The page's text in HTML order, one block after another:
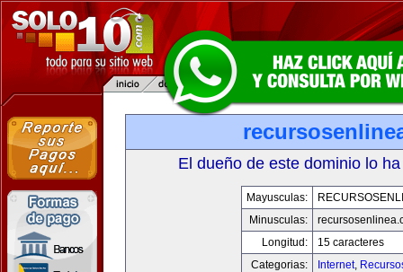
El dueño de este dominio lo
Mayusculas:
Minusculas:
Longitud:
15 caracteres
Categorias:
Internet,